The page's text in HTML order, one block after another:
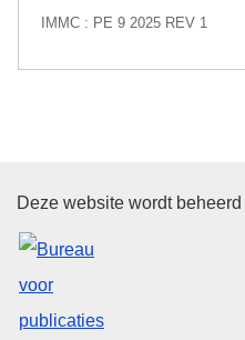
IMMC : PE 9 2025 REV 1
Bureau voor
Deze website wordt beheerd